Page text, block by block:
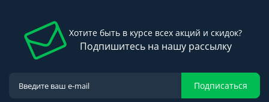
Хотите быть в курсе всех акций и скидок?
Подпишитесь на нашу рассылку
Подписаться